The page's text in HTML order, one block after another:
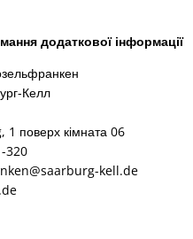
додаткової інформації
Келл
поверх кімната 06
320
kell.de